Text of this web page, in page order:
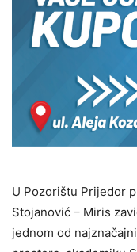
U Pozorištu Prijedor
Stojanović – Miris
jednom od